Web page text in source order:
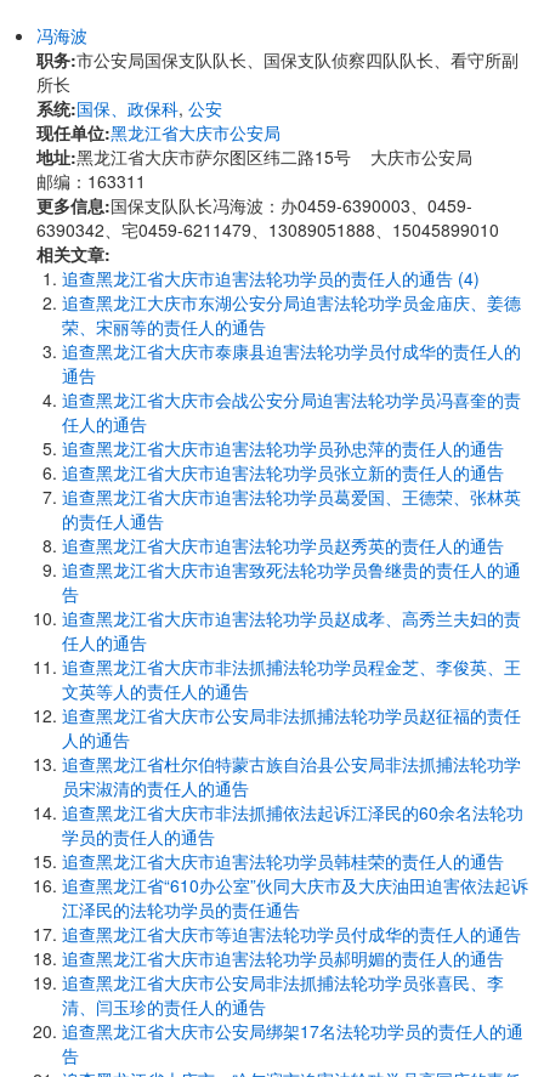
冯海波
职务:市公安局国保支队队长、国保支队侦察四队队长、看守所副
所长
系统:国保、政保科, 公安
现任单位:黑龙江省大庆市公安局
地址:黑龙江省大庆市萨尔图区纬二路15号 大庆市公安局
邮编：163311
更多信息:国保支队队长冯海波：办0459-6390003、0459-
6390342、宅0459-6211479、13089051888、15045899010
相关文章:
追查黑龙江省大庆市迫害法轮功学员的责任人的通告 (4)
追查黑龙江大庆市东湖公安分局迫害法轮功学员金庙庆、姜德
荣、宋丽等的责任人的通告
追查黑龙江省大庆市泰康县迫害法轮功学员付成华的责任人的
通告
追查黑龙江省大庆市会战公安分局迫害法轮功学员冯喜奎的责
任人的通告
追查黑龙江省大庆市迫害法轮功学员孙忠萍的责任人的通告
追查黑龙江省大庆市迫害法轮功学员张立新的责任人的通告
追查黑龙江省大庆市迫害法轮功学员葛爱国、王德荣、张林英
的责任人通告
追查黑龙江省大庆市迫害法轮功学员赵秀英的责任人的通告
追查黑龙江省大庆市迫害致死法轮功学员鲁继贵的责任人的通
告
追查黑龙江省大庆市迫害法轮功学员赵成孝、高秀兰夫妇的责
任人的通告
追查黑龙江省大庆市非法抓捕法轮功学员程金芝、李俊英、王
文英等人的责任人的通告
追查黑龙江省大庆市公安局非法抓捕法轮功学员赵征福的责任
人的通告
追查黑龙江省杜尔伯特蒙古族自治县公安局非法抓捕法轮功学
员宋淑清的责任人的通告
追查黑龙江省大庆市非法抓捕依法起诉江泽民的60余名法轮功
学员的责任人的通告
追查黑龙江省大庆市迫害法轮功学员韩桂荣的责任人的通告
追查黑龙江省“610办公室”伙同大庆市及大庆油田迫害依法起诉
江泽民的法轮功学员的责任通告
追查黑龙江省大庆市等迫害法轮功学员付成华的责任人的通告
追查黑龙江省大庆市迫害法轮功学员郝明媚的责任人的通告
追查黑龙江省大庆市公安局非法抓捕法轮功学员张喜民、李
清、闫玉珍的责任人的通告
追查黑龙江省大庆市公安局绑架17名法轮功学员的责任人的通
告